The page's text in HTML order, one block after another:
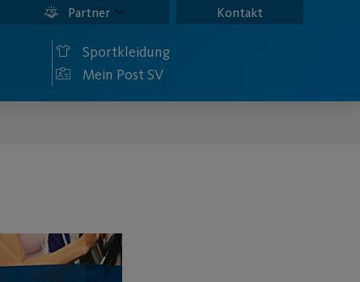
Partner Kontakt
Sportkleidung
Mein Post SV